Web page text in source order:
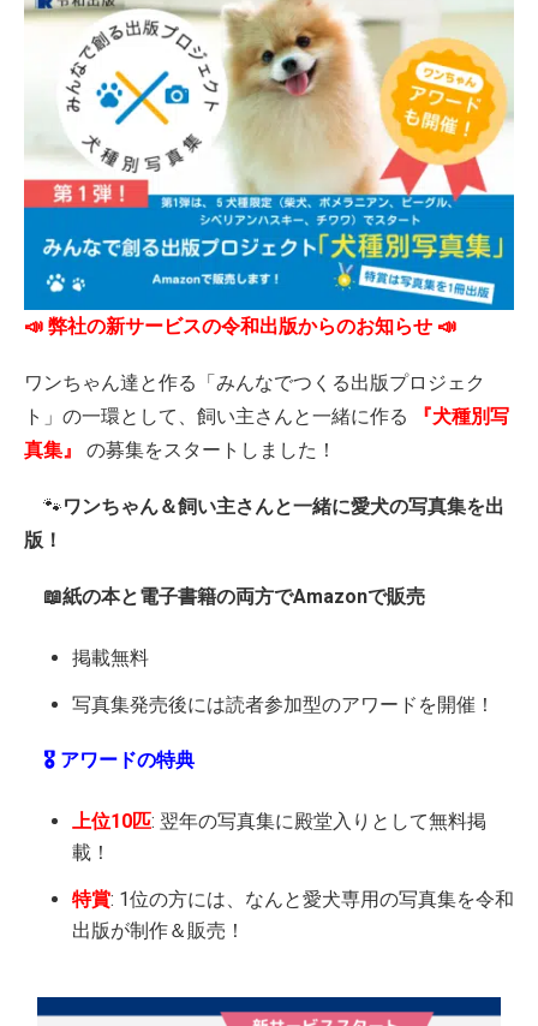
📣 弊社の新サービスの令和出版からのお知らせ 📣
ワンちゃん達と作る「みんなでつくる出版プロジェク
ト」の一環として、飼い主さんと一緒に作る
『犬種別写
真集』
の募集をスタートしました！
🐾ワンちゃん＆飼い主さんと一緒に愛犬の写真集を出
版！
📖紙の本と電子書籍の両方でAmazonで販売
掲載無料
写真集発売後には読者参加型のアワードを開催！
🎖️ アワードの特典
上位10匹: 翌年の写真集に殿堂入りとして無料掲
載！
特賞: 1位の方には、なんと愛犬専用の写真集を令和
出版が制作＆販売！